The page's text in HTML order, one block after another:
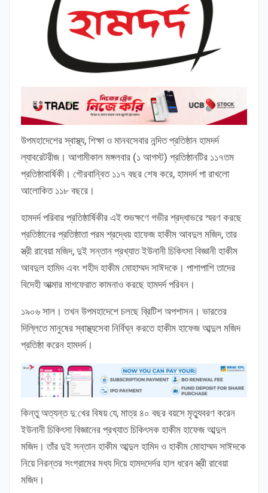
উপমহাদেশের স্বাস্থ্য, শিক্ষা ও মানবসেবার নন্দিত প্রতিষ্ঠান হামদর্দ
ল্যাবরেটরীজ। আগামীকাল মঙ্গলবার (১ আগস্ট) প্রতিষ্ঠানটির ১১৭তম
প্রতিষ্ঠাবার্ষিকী। গৌরবান্বিত ১১৭ বছর শেষ করে, হামদর্দ পা রাখলো
আলোকিত ১১৮ বছরে।
হামদর্দ পরিবার প্রতিষ্ঠার্ষিকীর এই শুভক্ষণে গভীর শ্রদ্ধাভরে স্মরণ করছে
প্রতিষ্ঠানের প্রতিষ্ঠাতা পরম শ্রদ্ধেয় হাফেজ হাকীম আবদুল মজিদ, তার
স্ত্রী রাবেয়া মজিদ, দুই সন্তান প্রখ্যাত ইউনানী চিকিৎসা বিজ্ঞানী হাকীম
আবদুল হামিদ এবং শহীদ হাকীম মোহাম্মদ সাঈদকে। পাশাপাশি তাদের
বিদেহী আত্মার মাগফেরাত কামনাও করছে হামদর্দ পরিবন।
১৯০৬ সাল। তখন উপমহাদেশে চলছে ব্রিটিশ অপশাসন। ভারতের
দিল্লিতে মানুষের স্বাস্থ্যসেবা নির্বিঘ্ন করতে হাকীম হাফেজ আব্দুল মজিদ
প্রতিষ্ঠা করেন হামদর্দ।
কিন্তু অত্যন্ত দু:খের বিষয় যে, মাত্র ৪০ বছর বয়সে মৃত্যুবরণ করেন
ইউনানী চিকিৎসা বিজ্ঞানের প্রখ্যাত চিকিৎসক হাকীম হাফেজ আব্দুল
মজিদ। তাঁর দুই সন্তান হাকীম আব্দুল হামিদ ও হাকীম মোহাম্মদ সাঈদকে
নিয়ে নিরন্তর সংগ্রামের মধ্য দিয়ে হামদদের্দর হাল ধরেন স্ত্রী রাবেয়া
মজিদ।